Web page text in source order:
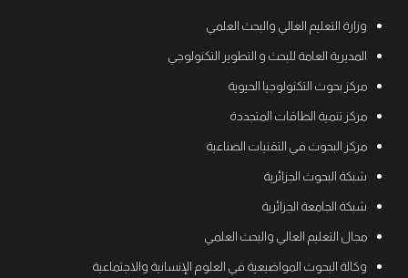
وزارة التعليم العالي والبحث العلمي
المديرية العامة للبحث و التطوير التكنولوجي
مركز بحوث التكنولوجيا الحيوية
مركز تنمية الطاقات المتجددة
مركز البحوث في التقنيات الصناعية
شبكة البحوث الجزائرية
شبكة الجامعة الجزائرية
مجال التعليم العالي والبحث العلمي
وكالة البحوث المواضيعية في العلوم الإنسانية والاجتماعية